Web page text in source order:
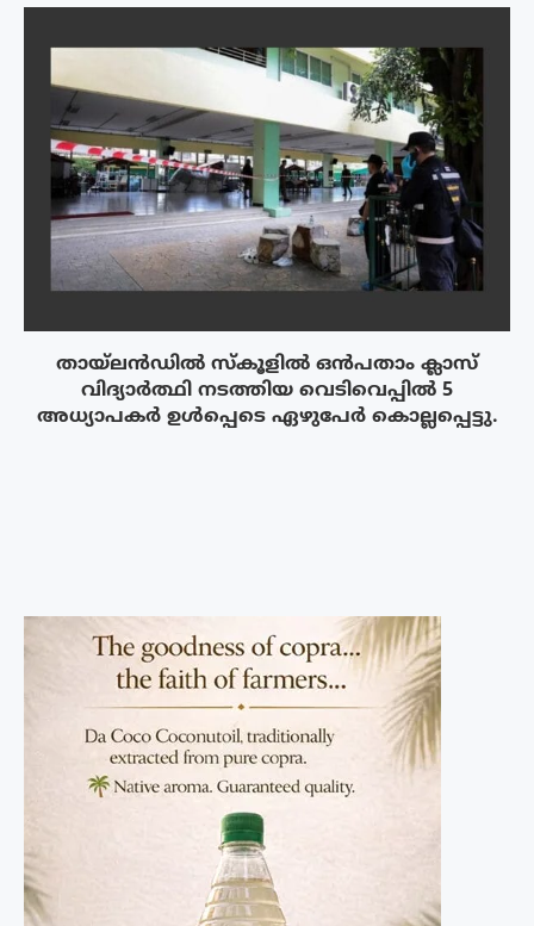
തായ്‌ലൻഡിൽ സ്കൂളിൽ ഒൻപതാം ക്ലാസ്
വിദ്യാർത്ഥി നടത്തിയ വെടിവെപ്പിൽ 5
അധ്യാപകർ ഉൾപ്പെടെ ഏഴുപേർ കൊല്ലപ്പെട്ടു.